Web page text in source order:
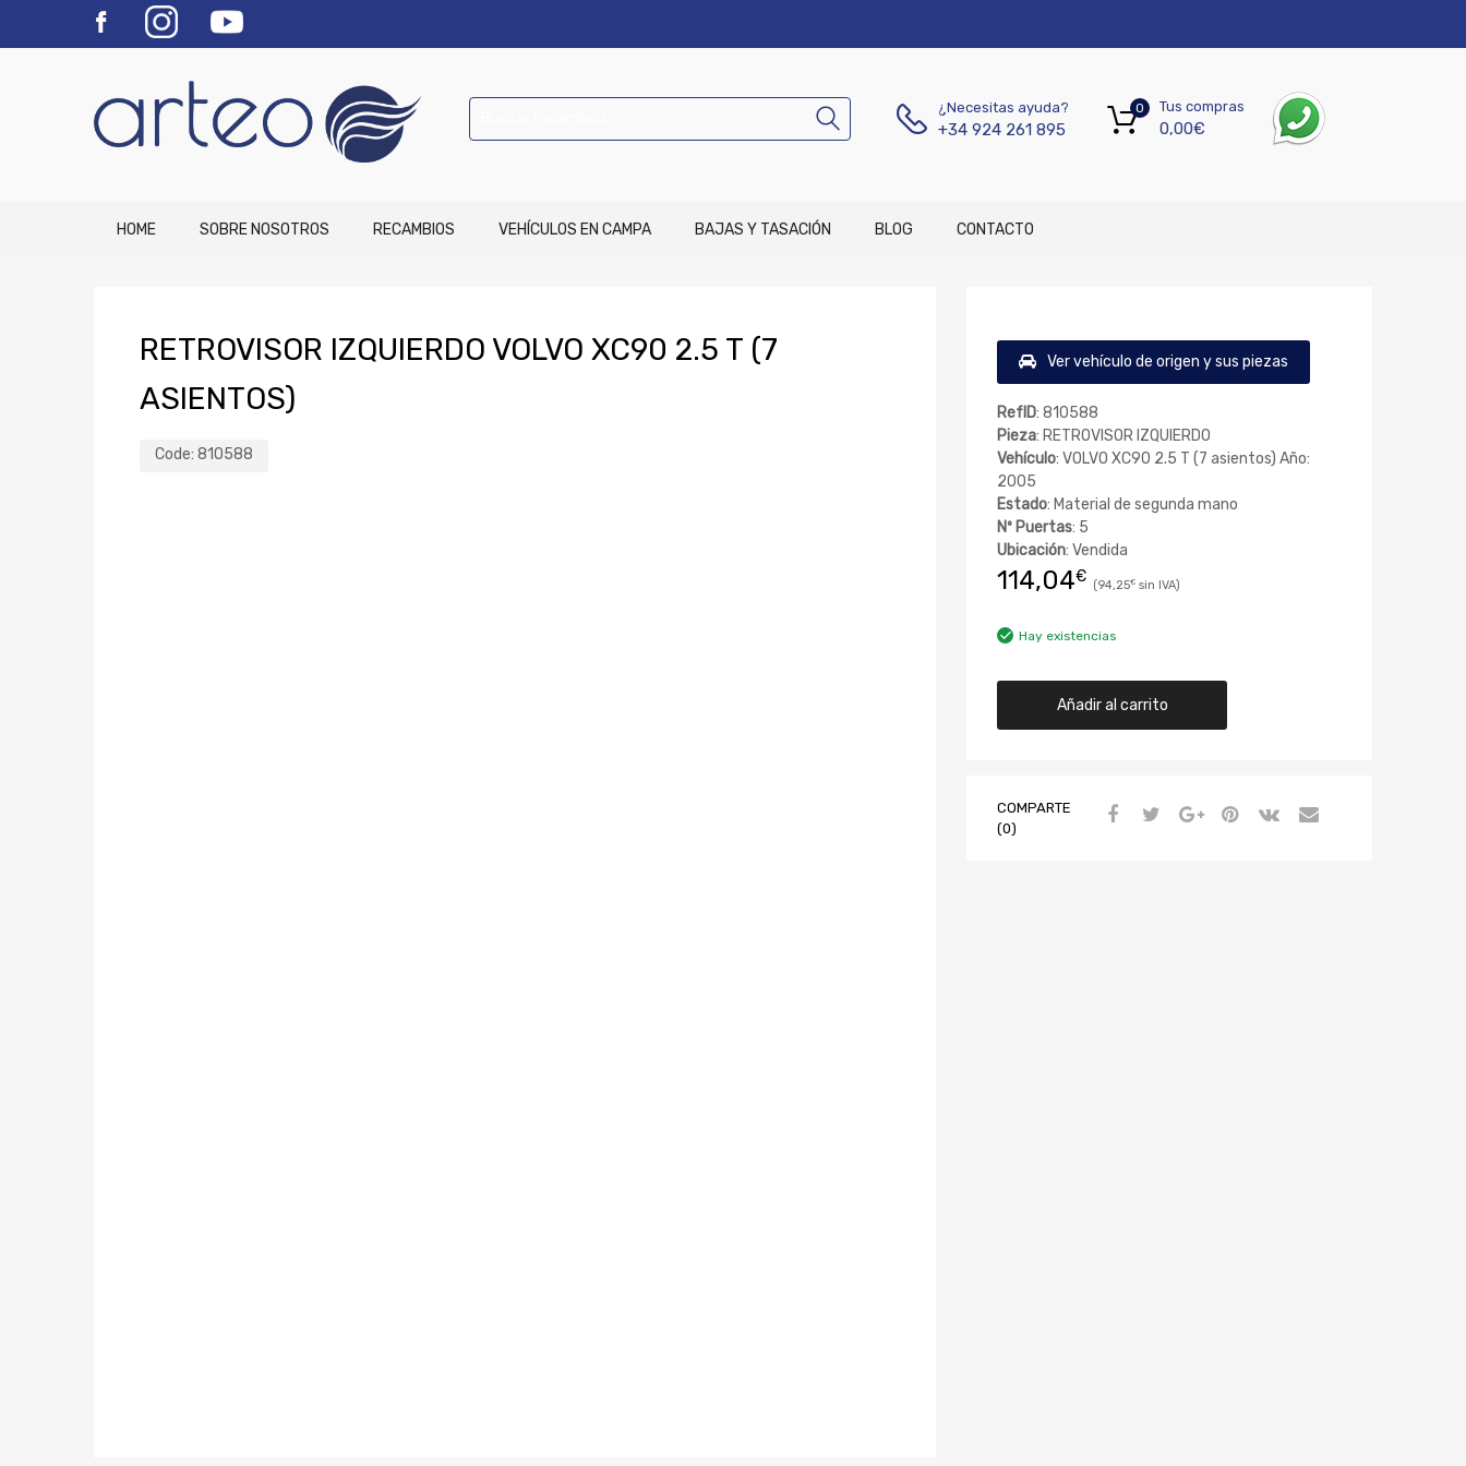
¿Necesitas ayuda?
+34 924 261 895
Tus compras
0,00€
0
HOME SOBRE NOSOTROS RECAMBIOS VEHÍCULOS EN CAMPA BAJAS Y TASACIÓN BLOG CONTACTO
RETROVISOR IZQUIERDO VOLVO XC90 2.5 T (7
ASIENTOS)
Code: 810588
Ver vehículo de origen y sus piezas
RefID: 810588
Pieza: RETROVISOR IZQUIERDO
Vehículo: VOLVO XC90 2.5 T (7 asientos) Año:
2005
Estado: Material de segunda mano
Nº Puertas: 5
Ubicación: Vendida
114,04€ 94,25€
Hay existencias
Añadir al carrito
COMPARTE
(0)